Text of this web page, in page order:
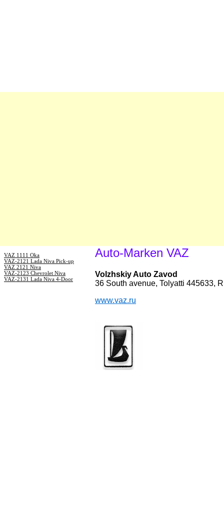
VAZ 1111 Oka
VAZ-2121 Lada Niva Pick-up
VAZ 2121 Niva
VAZ-2123 Chevrolet Niva
VAZ-2131 Lada Niva 4-Door
Auto-Marken VAZ
Volzhskiy Auto Zavod
36 South avenue, Tolyatti 445633,
www.vaz.ru